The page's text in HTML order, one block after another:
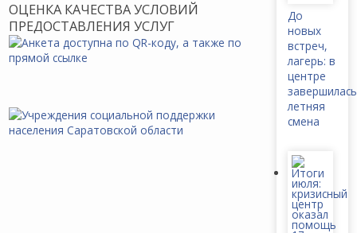
ОЦЕНКА КАЧЕСТВА УСЛОВИЙ
ПРЕДОСТАВЛЕНИЯ УСЛУГ
До
новых
встреч,
лагерь: в
центре
завершилась
летняя
смена